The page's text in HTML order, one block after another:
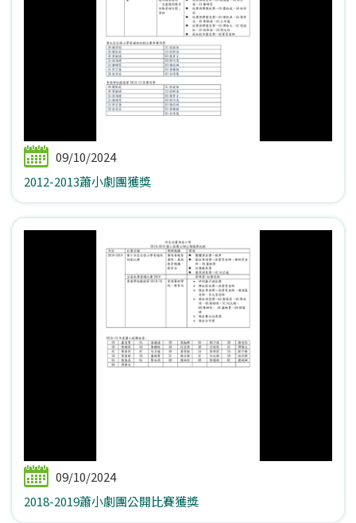
09/10/2024
2012-2013蕭小劇團獲獎
09/10/2024
2018-2019蕭小劇團公開比賽獲獎